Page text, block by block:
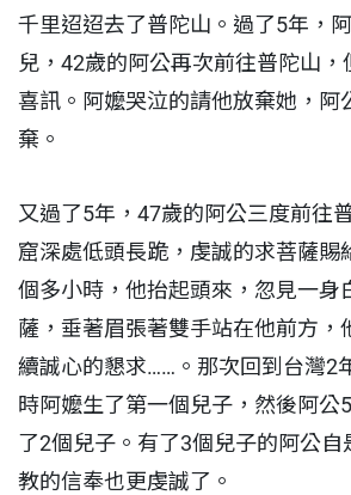
千里迢迢去了普陀山。過了5年，
兒，42歲的阿公再次前往普陀山
喜訊。阿嬤哭泣的請他放棄她，阿
棄。
又過了5年，47歲的阿公三度前往
窟深處低頭長跪，虔誠的求菩薩賜
個多小時，他抬起頭來，忽見一身
薩，垂著眉張著雙手站在他前方，
續誠心的懇求……。那次回到台灣2
時阿嬤生了第一個兒子，然後阿公
了2個兒子。有了3個兒子的阿公自
教的信奉也更虔誠了。